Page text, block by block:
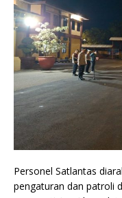
Personel Satlantas
pengaturan dan patroli